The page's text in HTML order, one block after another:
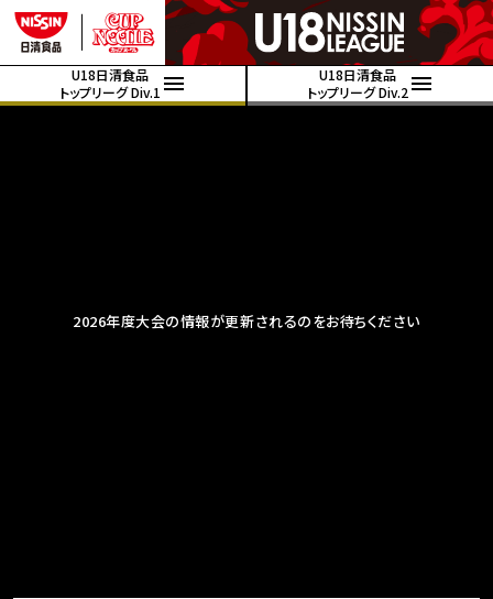
U18日清食品
トップリーグ Div.1
U18日清食品
トップリーグ Div.2
2026年度大会の情報が更新されるのをお待ちください